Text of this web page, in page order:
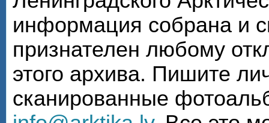
информация собрана и
признателен любому
этого архива. Пишите
сканированные